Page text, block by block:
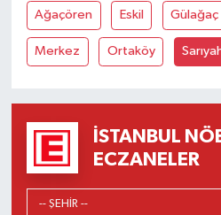
Ağaçören Eskil Gülağaç
Merkez Ortaköy
İSTANBUL
ECZANELER